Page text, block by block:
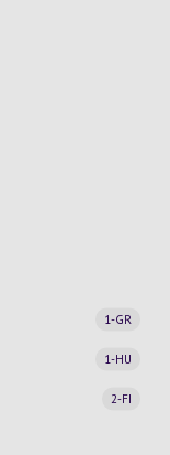
1-GR
1-HU
2-FI